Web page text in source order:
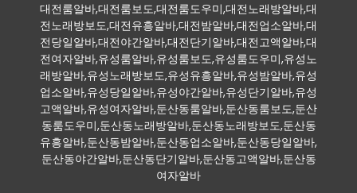
대전룸알바,대전룸보도,대전룸도우미,대전노래방알바,대
전노래방보도,대전유흥알바,대전밤알바,대전업소알바,대
전당일알바,대전야간알바,대전단기알바,대전고액알바,대
전여자알바,유성룸알바,유성룸보도,유성룸도우미,유성노
래방알바,유성노래방보도,유성유흥알바,유성밤알바,유성
업소알바,유성당일알바,유성야간알바,유성단기알바,유성
고액알바,유성여자알바,둔산동룸알바,둔산동룸보도,둔산
동룸도우미,둔산동노래방알바,둔산동노래방보도,둔산동
유흥알바,둔산동밤알바,둔산동업소알바,둔산동당일알바,
둔산동야간알바,둔산동단기알바,둔산동고액알바,둔산동
여자알바